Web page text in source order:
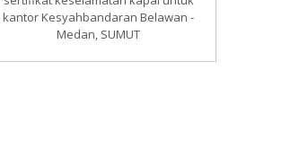
kantor Kesyahbandaran Belawan -
Medan, SUMUT